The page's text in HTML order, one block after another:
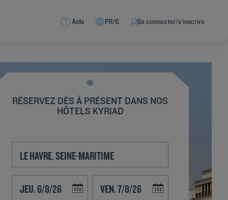
Aide FR/€ Se connecter/s’inscrire
RÉSERVEZ DÈS À PRÉSENT DANS NOS
HÔTELS KYRIAD